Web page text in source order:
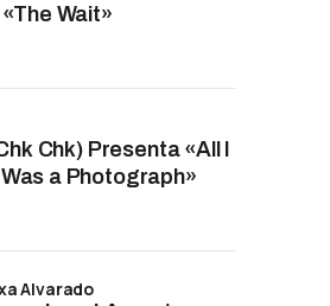
Wait»
Chk) Presenta «All I
a Photograph»
Alvarado